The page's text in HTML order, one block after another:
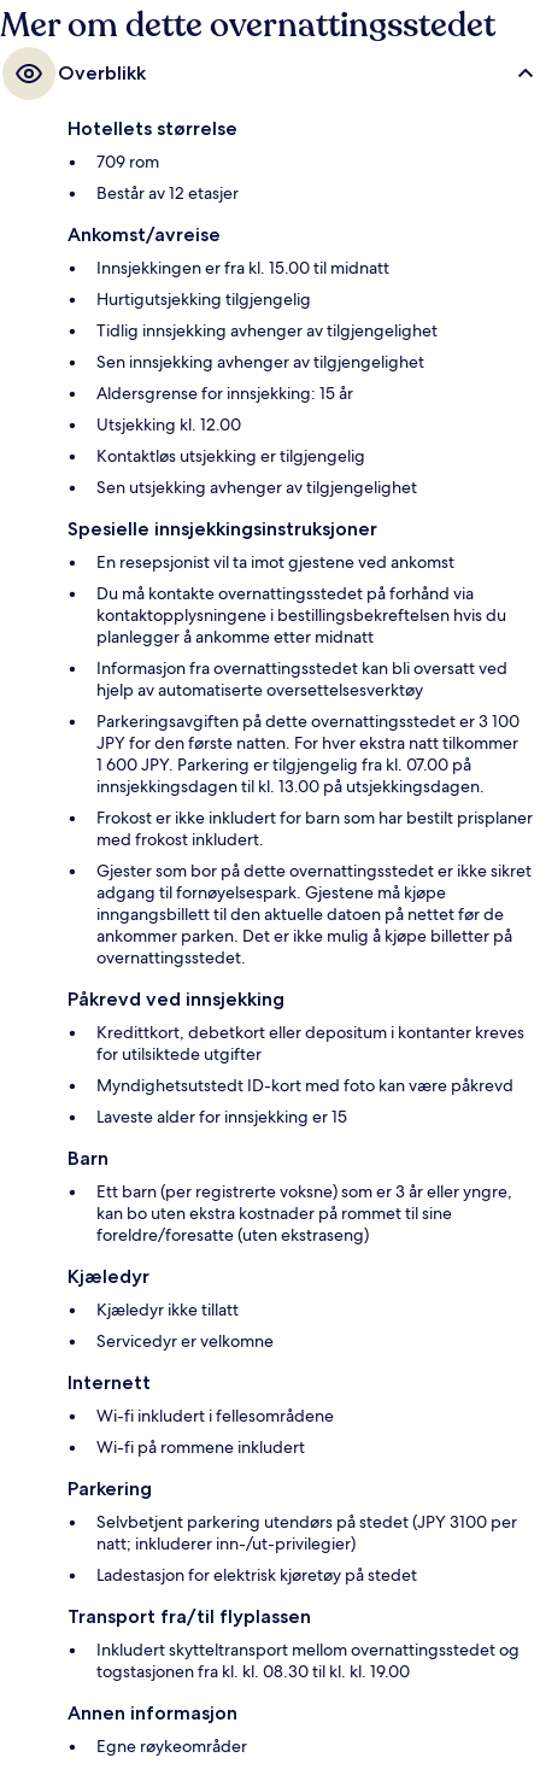
Mer om dette overnattingsstedet
Overblikk
Hotellets størrelse
709 rom
Består av 12 etasjer
Ankomst/avreise
Innsjekkingen er fra kl. 15.00 til midnatt
Hurtigutsjekking tilgjengelig
Tidlig innsjekking avhenger av tilgjengelighet
Sen innsjekking avhenger av tilgjengelighet
Aldersgrense for innsjekking: 15 år
Utsjekking kl. 12.00
Kontaktløs utsjekking er tilgjengelig
Sen utsjekking avhenger av tilgjengelighet
Spesielle innsjekkingsinstruksjoner
En resepsjonist vil ta imot gjestene ved ankomst
Du må kontakte overnattingsstedet på forhånd via
kontaktopplysningene i bestillingsbekreftelsen hvis du
planlegger å ankomme etter midnatt
Informasjon fra overnattingsstedet kan bli oversatt ved
hjelp av automatiserte oversettelsesverktøy
Parkeringsavgiften på dette overnattingsstedet er 3 100
JPY for den første natten. For hver ekstra natt tilkommer
1 600 JPY. Parkering er tilgjengelig fra kl. 07.00 på
innsjekkingsdagen til kl. 13.00 på utsjekkingsdagen.
Frokost er ikke inkludert for barn som har bestilt prisplaner
med frokost inkludert.
Gjester som bor på dette overnattingsstedet er ikke sikret
adgang til fornøyelsespark. Gjestene må kjøpe
inngangsbillett til den aktuelle datoen på nettet før de
ankommer parken. Det er ikke mulig å kjøpe billetter på
overnattingsstedet.
Påkrevd ved innsjekking
Kredittkort, debetkort eller depositum i kontanter kreves
for utilsiktede utgifter
Myndighetsutstedt ID-kort med foto kan være påkrevd
Laveste alder for innsjekking er 15
Barn
Ett barn (per registrerte voksne) som er 3 år eller yngre,
kan bo uten ekstra kostnader på rommet til sine
foreldre/foresatte (uten ekstraseng)
Kjæledyr
Kjæledyr ikke tillatt
Servicedyr er velkomne
Internett
Wi-fi inkludert i fellesområdene
Wi-fi på rommene inkludert
Parkering
Selvbetjent parkering utendørs på stedet (JPY 3100 per
natt; inkluderer inn-/ut-privilegier)
Ladestasjon for elektrisk kjøretøy på stedet
Transport fra/til flyplassen
Inkludert skytteltransport mellom overnattingsstedet og
togstasjonen fra kl. kl. 08.30 til kl. kl. 19.00
Annen informasjon
Egne røykeområder